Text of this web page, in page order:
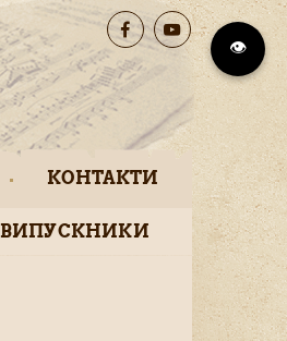
КОНТАКТИ
👁️